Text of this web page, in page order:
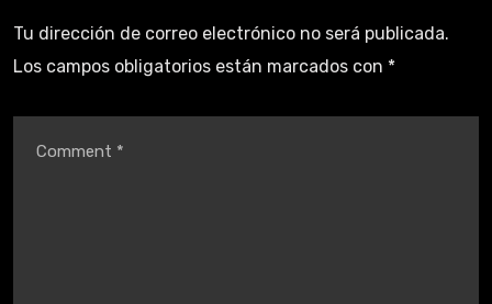
Tu dirección de correo electrónico no será publicada.
Los campos obligatorios están marcados con *